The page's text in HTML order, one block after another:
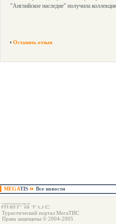
"Английское наследие" получила
Оставить отзыв
MEGATIS Все новости
Туристический портал МегаТИС
Права защищены © 2004-2005